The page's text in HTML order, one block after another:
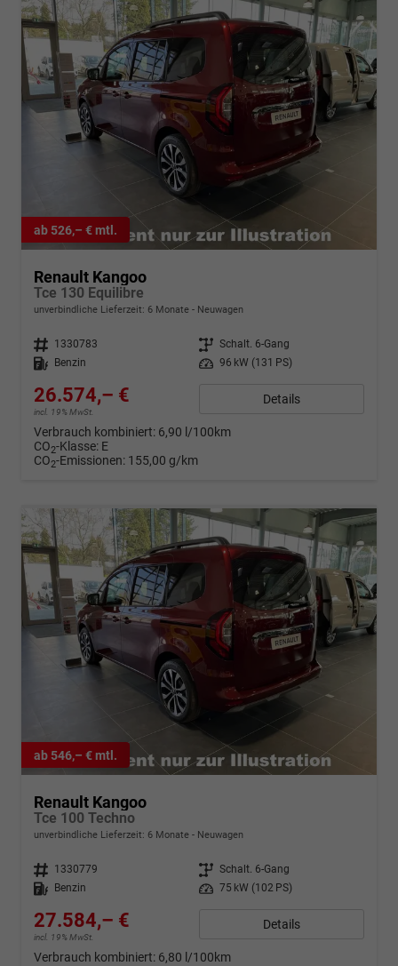
ab 526,– € mtl.
Renault Kangoo
Tce 130 Equilibre
unverbindliche Lieferzeit: 6 Monate Neuwagen
Fahrzeugnr. 1330783 Getriebe Schalt. 6-Gang
Kraftstoff
Benzin Leistung 96 kW (131 PS)
26.574,– €
incl. 19% MwSt.
Details
Verbrauch kombiniert: 6,90 l/100km
CO2-Klasse: E
CO2-Emissionen: 155,00 g/km
ab 546,– € mtl.
Renault Kangoo
Tce 100 Techno
unverbindliche Lieferzeit: 6 Monate Neuwagen
Fahrzeugnr. 1330779 Getriebe Schalt. 6-Gang
Kraftstoff
Benzin Leistung 75 kW (102 PS)
27.584,– €
incl. 19% MwSt.
Details
Verbrauch kombiniert: 6,80 l/100km